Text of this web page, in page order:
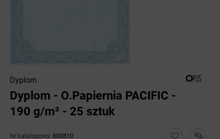
Dyplom
Dyplom - O.Papiernia PACIFIC -
190 g/m² - 25 sztuk
Nr katalogowy: 800810